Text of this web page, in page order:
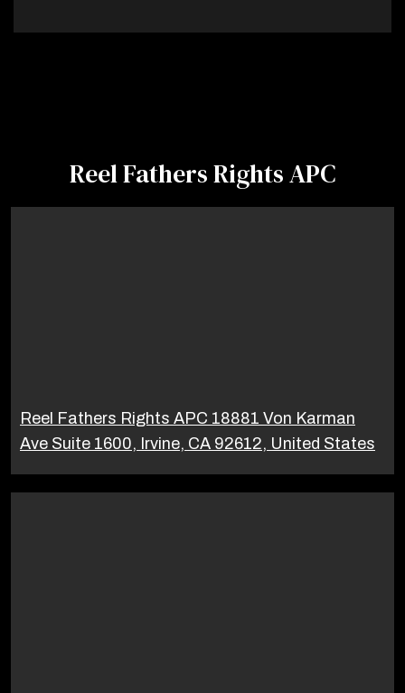
Reel Fathers Rights APC
Reel Fathers Rights APC 18881 Von Karman
Ave Suite 1600, Irvine, CA 92612, United States